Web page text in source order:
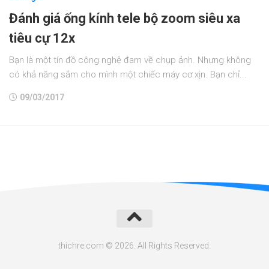
Đánh giá ống kính tele bộ zoom siêu xa
tiêu cự 12x
Bạn là một tín đồ công nghệ đam về chụp ảnh. Nhưng không
có khả năng sắm cho mình một chiếc máy cơ xịn. Bạn chỉ...
09/03/2017
thichre.com © 2026. All Rights Reserved.